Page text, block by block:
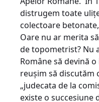
distrugem toate
colectoare
Oare nu ar merita
de topometrist? Nu
Române să devină
reușim să discutăm
„judecata de la
existe o succesiune